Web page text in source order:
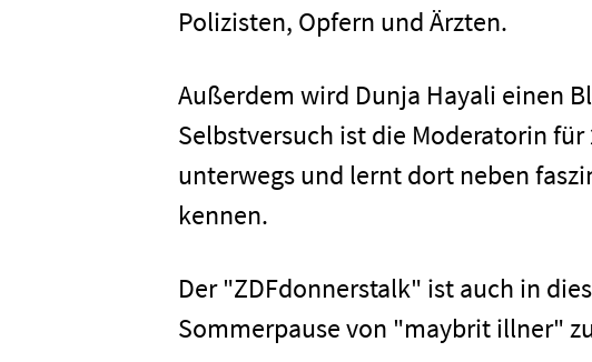
Polizisten, Opfern und Ärzten.
Außerdem wird Dunja Hayali einen
Selbstversuch ist die Moderatorin
unterwegs und lernt dort neben
kennen.
Der "ZDFdonnerstalk" ist auch in
Sommerpause von "maybrit illner"
Unternehmen